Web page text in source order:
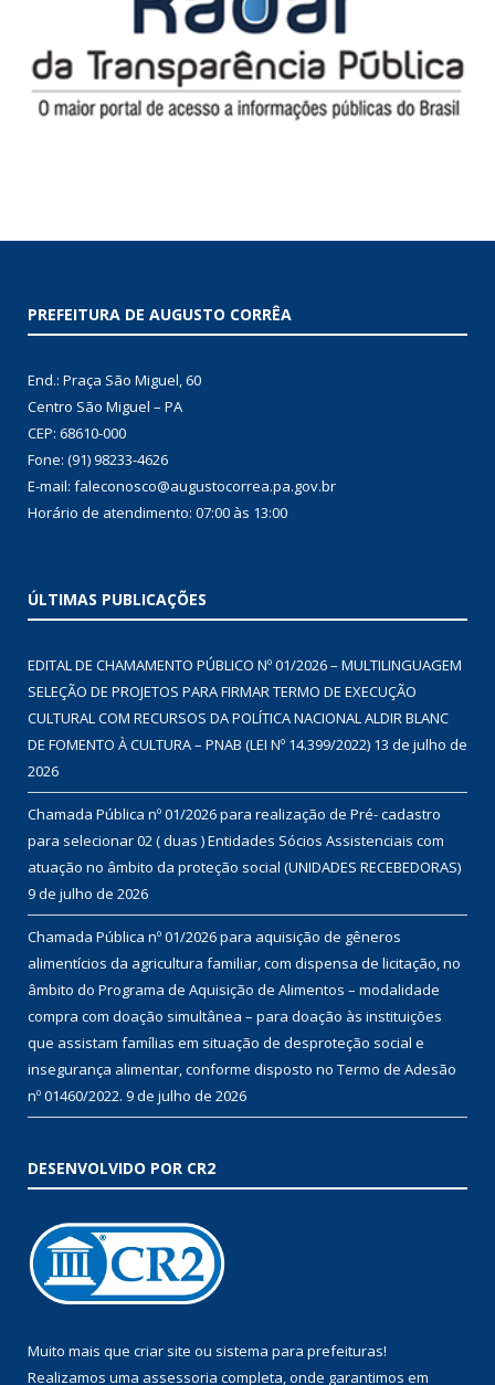
PREFEITURA DE AUGUSTO CORRÊA
End.: Praça São Miguel, 60
Centro São Miguel – PA
CEP: 68610-000
Fone: (91) 98233-4626
E-mail: faleconosco@augustocorrea.pa.gov.br
Horário de atendimento: 07:00 às 13:00
ÚLTIMAS PUBLICAÇÕES
EDITAL DE CHAMAMENTO PÚBLICO Nº 01/2026 – MULTILINGUAGEM
SELEÇÃO DE PROJETOS PARA FIRMAR TERMO DE EXECUÇÃO
CULTURAL COM RECURSOS DA POLÍTICA NACIONAL ALDIR BLANC
DE FOMENTO À CULTURA – PNAB (LEI Nº 14.399/2022) 13 de julho de
2026
Chamada Pública nº 01/2026 para realização de Pré- cadastro
para selecionar 02 ( duas ) Entidades Sócios Assistenciais com
atuação no âmbito da proteção social (UNIDADES RECEBEDORAS)
9 de julho de 2026
Chamada Pública nº 01/2026 para aquisição de gêneros
alimentícios da agricultura familiar, com dispensa de licitação, no
âmbito do Programa de Aquisição de Alimentos – modalidade
compra com doação simultânea – para doação às instituições
que assistam famílias em situação de desproteção social e
insegurança alimentar, conforme disposto no Termo de Adesão
nº 01460/2022. 9 de julho de 2026
DESENVOLVIDO POR CR2
Muito mais que criar site ou sistema para prefeituras!
Realizamos uma assessoria completa, onde garantimos em